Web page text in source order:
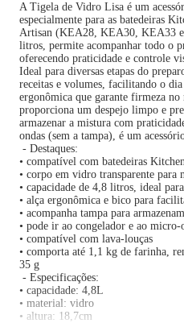
A Tigela de Vidro Lisa é um
especialmente para as batedeiras
Artisan (KEA28, KEA30, KEA33
litros, permite acompanhar todo o
oferecendo praticidade e controle
Ideal para diversas etapas do
receitas e volumes, facilitando o
ergonômica que garante firmeza
proporciona um despejo limpo e
armazenar a mistura com
ondas (sem a tampa), é um
- Destaques:
• compatível com batedeiras
• corpo em vidro transparente para
• capacidade de 4,8 litros, ideal
• alça ergonômica e bico para
• acompanha tampa para
• pode ir ao congelador e ao micro-
• compatível com lava-louças
• comporta até 1,1 kg de farinha,
35 g
- Especificações:
• capacidade: 4,8L
• material: vidro
• altura: 18,7cm